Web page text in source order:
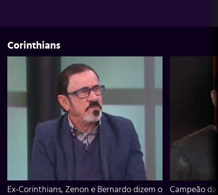
Corinthians
Ex-Corinthians, Zenon e Bernardo dizem o
Campeão